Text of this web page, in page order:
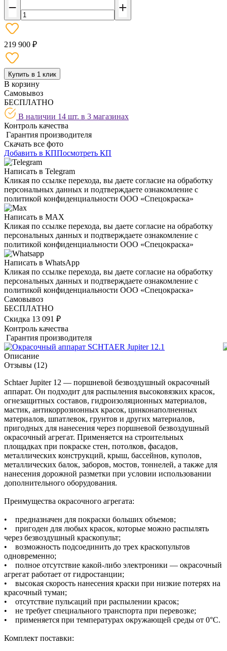
219 900 ₽
Купить в 1 клик
В корзину
Самовывоз
БЕСПЛАТНО
В наличии 14 шт. в 3 магазинах
Контроль качества
Гарантия производителя
Скачать все фото
Добавить в КППосмотреть КП
Написать в Telegram
Кликая по ссылке перехода, вы даете согласие на обработку
персональных данных и подтверждаете ознакомление с
политикой конфиденциальности ООО «Спецокраска»
Написать в MAX
Кликая по ссылке перехода, вы даете согласие на обработку
персональных данных и подтверждаете ознакомление с
политикой конфиденциальности ООО «Спецокраска»
Написать в WhatsApp
Кликая по ссылке перехода, вы даете согласие на обработку
персональных данных и подтверждаете ознакомление с
политикой конфиденциальности ООО «Спецокраска»
Самовывоз
БЕСПЛАТНО
Скидка 13 091 ₽
Контроль качества
Гарантия производителя
Описание
Отзывы (12)
Schtaer Jupiter 12 — поршневой безвоздушный окрасочный
аппарат. Он подходит для распыления высоковязких красок,
огнезащитных составов, гидроизоляционных материалов,
мастик, антикоррозионных красок, цинконаполненных
материалов, шпатлевок, грунтов и других материалов,
пригодных для нанесения через поршневой безвоздушный
окрасочный агрегат. Применяется на строительных
площадках при покраске стен, потолков, фасадов,
металлических конструкций, крыш, бассейнов, куполов,
металлических балок, заборов, мостов, тоннелей, а также для
нанесения дорожной разметки при условии использовании
дополнительного оборудования.
Преимущества окрасочного агрегата:
• предназначен для покраски больших объемов;
• пригоден для любых красок, которые можно распылять
через безвоздушный краскопульт;
• возможность подсоединить до трех краскопультов
одновременно;
• полное отсутствие какой-либо электроники — окрасочный
агрегат работает от гидростанции;
• высокая скорость нанесения краски при низкие потерях на
красочный туман;
• отсутствие пульсаций при распылении красок;
• не требует специального транспорта при перевозке;
• применяется при температурах окружающей среды от 0°С.
Комплект поставки: